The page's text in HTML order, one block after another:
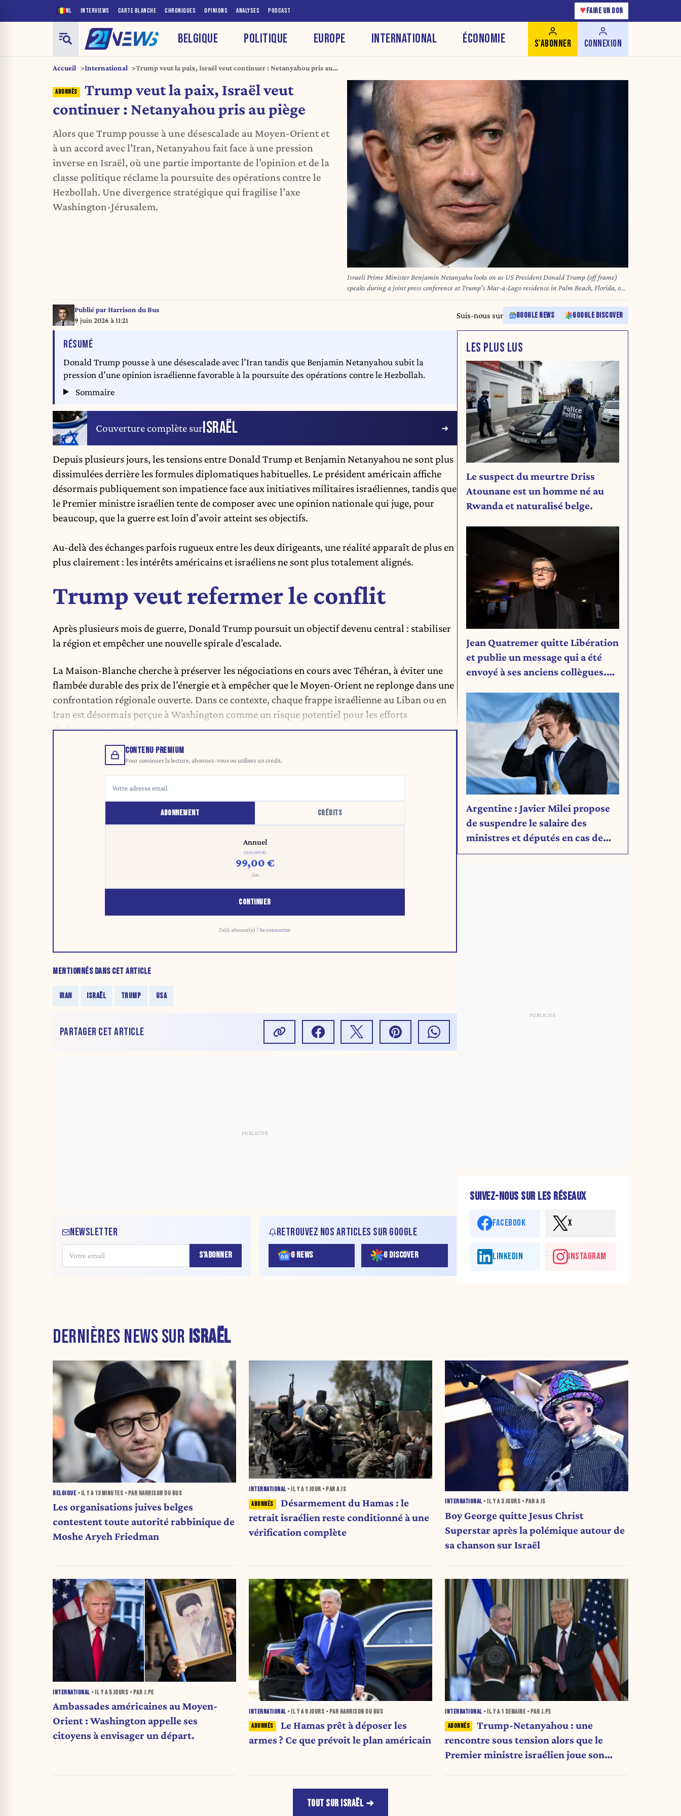
NL INTERVIEWS CARTE BLANCHE CHRONIQUES OPINIONS ANALYSES PODCAST ♥ FAIRE UN DON
BELGIQUE POLITIQUE EUROPE INTERNATIONAL ÉCONOMIE S'ABONNER CONNEXION
Accueil International
Trump veut la paix, Israël veut continuer : Netanyahou pris au
Trump veut la paix, Israël veut
continuer : Netanyahou pris au piège
Alors que Trump pousse à une désescalade au Moyen-Orient et
à un accord avec l’Iran, Netanyahou fait face à une pression
inverse en Israël, où une partie importante de l’opinion et de la
classe politique réclame la poursuite des opérations contre le
Hezbollah. Une divergence stratégique qui fragilise l’axe
Washington-Jérusalem.
Israeli Prime Minister Benjamin Netanyahu looks on as US President Donald Trump (off frame)
speaks during a joint press conference at Trump’s Mar-a-Lago residence in Palm Beach, Florida, on
December 29, 2025. US President Donald Trump hosted Israeli Prime Minister Benjamin
Netanyahu in Florida on December 29 for crucial talks on moving to the next stage of the fragile
Gaza truce plan. The two leaders also discussed Iran, with Trump saying that if Tehran rebuilt its
nuclear facilities the United States would "knock them down." Jim WATSON / AFP
Publié parHarrison du Bus
9 juin 2026 à 11:21
Suis-nous sur GOOGLE NEWS GOOGLE DISCOVER
RÉSUMÉDE L'ARTICLE
Donald Trump pousse à une désescalade avec l’Iran tandis que Benjamin Netanyahou subit la
pression d’une opinion israélienne favorable à la poursuite des opérations contre le Hezbollah.
Sommaire
Couverture complète surISRAËL
Depuis plusieurs jours, lestensions entre Donald Trump et Benjamin Netanyahoune sont plus
dissimulées derrière les formules diplomatiques habituelles. Le président américain affiche
désormais publiquement son impatience face aux initiatives militaires israéliennes, tandis que
le Premier ministre israélien tente de composer avec une opinion nationale qui juge, pour
beaucoup, que la guerre est loin d’avoir atteint ses objectifs.
Au-delà des échanges parfois rugueux entre les deux dirigeants, une réalité apparaît de plus en
plus clairement : les intérêts américains et israéliens ne sont plus totalement alignés.
Trump veut refermer le conflit
Après plusieurs mois de guerre, Donald Trump poursuit un objectif devenu central : stabiliser
la région et empêcher une nouvelle spirale d’escalade.
LaMaison-Blanchecherche à préserver les négociations en cours avec Téhéran, à éviter une
flambée durable des prix de l’énergie et à empêcher que le Moyen-Orient ne replonge dans une
confrontation régionale ouverte. Dans ce contexte, chaque frappe israélienne au Liban ou en
Iran est désormais perçue à Washington comme un risque potentiel pour les efforts
diplomatiques américains.
CONTENU PREMIUM
Pour continuer la lecture, abonnez-vous ou utilisez un crédit.
ABONNEMENT CRÉDITS
Annuel
120,00 €
99,00 €
/an
CONTINUER
Déjà abonné(e) ?Se connecter
MENTIONNÉS DANS CET ARTICLE
IRAN ISRAËL TRUMP USA
PARTAGER CET ARTICLE
NEWSLETTER
S'ABONNER
RETROUVEZ NOS ARTICLES SUR GOOGLE
G NEWS G DISCOVER
LES PLUS LUS
Le suspect du meurtre Driss
Atounane est un homme né au
Rwanda et naturalisé belge.
Jean Quatremer quitte Libération
et publie un message qui a été
envoyé à ses anciens collègues.
Argentine : Javier Milei propose
de suspendre le salaire des
ministres et députés en cas de
déficit budgétaire
SUIVEZ-NOUS SUR LES RÉSEAUX
FACEBOOK X
LINKEDIN INSTAGRAM
DERNIÈRES NEWS SUR ISRAËL
BELGIQUE • IL Y A 13 MINUTES • PAR HARRISON DU BUS
Les organisations juives belges
contestent toute autorité rabbinique de
Moshe Aryeh Friedman
INTERNATIONAL • IL Y A 1 JOUR • PAR A JS
Désarmement du Hamas : le
retrait israélien reste conditionné à une
vérification complète
INTERNATIONAL • IL Y A3 JOURS • PAR A JS
Boy George quitte Jesus Christ
Superstar après la polémique autour de
sa chanson sur Israël
INTERNATIONAL • IL Y A5 JOURS • PAR J.PE
Ambassades américaines au Moyen-
Orient : Washington appelle ses
citoyens à envisager un départ.
INTERNATIONAL • IL Y A6 JOURS • PAR HARRISON DU BUS
Le Hamas prêt à déposer les
armes ? Ce que prévoit le plan américain
INTERNATIONAL • IL Y A 1 SEMAINE • PAR J.PE
Trump-Netanyahou : une
rencontre sous tension alors que le
Premier ministre israélien joue son
TOUT SUR ISRAËL